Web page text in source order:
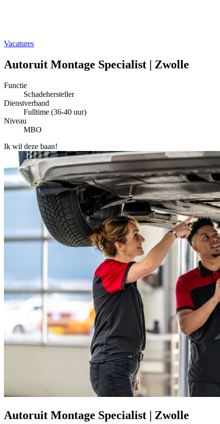
Vacatures
Autoruit Montage Specialist | Zwolle
Functie
Schadehersteller
Dienstverband
Fulltime (36-40 uur)
Niveau
MBO
Ik wil deze baan!
Autoruit Montage Specialist | Zwolle